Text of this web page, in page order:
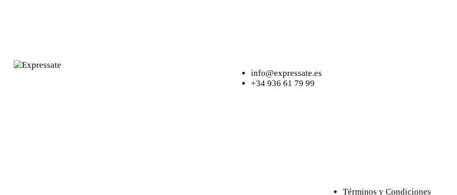
info@expressate.es
+34 936 61 79 99
Términos y Condiciones